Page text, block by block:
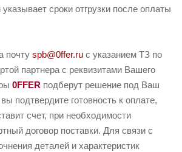
сроки отгрузки после оплаты
почту spb@0ffer.ru с указанием ТЗ по
партнера с реквизитами Вашего
0FFER подберут решение под Ваш
подтвердите готовность к оплате,
счет, при необходимости
договор поставки. Для связи с
деталей и характеристик